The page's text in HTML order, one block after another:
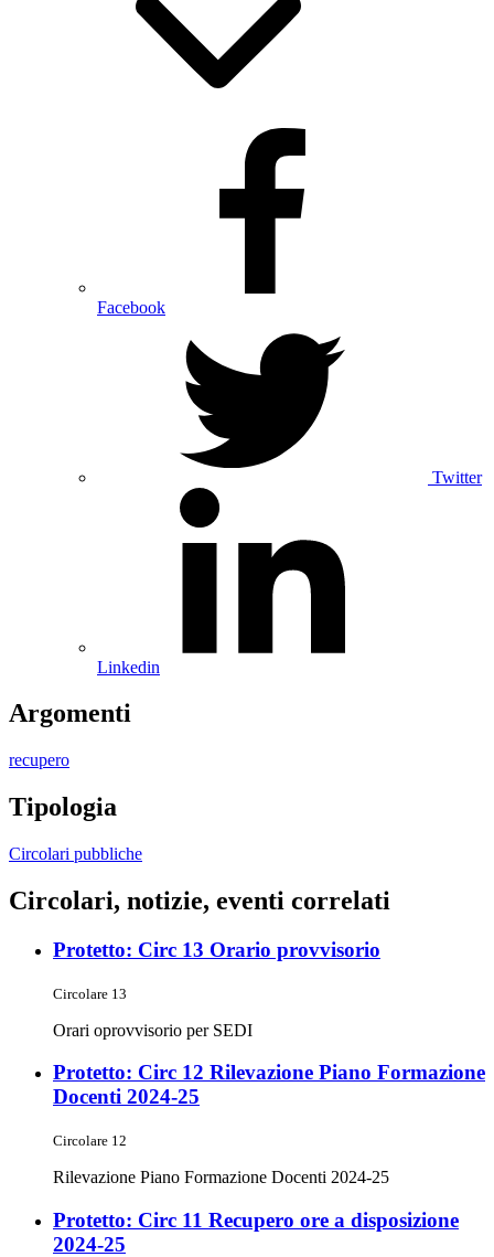
Facebook
Twitter
Linkedin
Argomenti
recupero
Tipologia
Circolari pubbliche
Circolari, notizie, eventi correlati
Protetto: Circ 13 Orario provvisorio
Circolare 13
Orari oprovvisorio per SEDI
Protetto: Circ 12 Rilevazione Piano Formazione
Docenti 2024-25
Circolare 12
Rilevazione Piano Formazione Docenti 2024-25
Protetto: Circ 11 Recupero ore a disposizione
2024-25